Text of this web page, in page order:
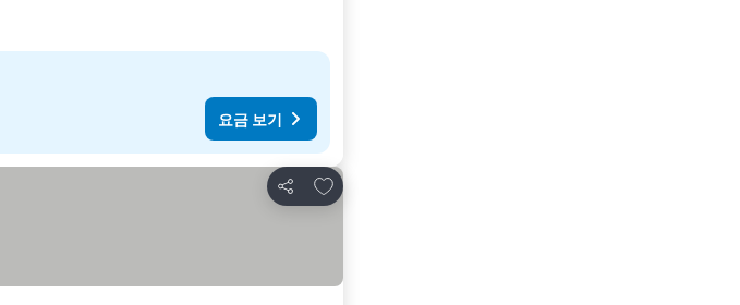
요금 보기
공유
즐겨찾기에 추가